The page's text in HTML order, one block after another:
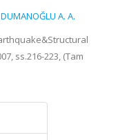
DUMANOĞLU A. A.
ss.216-223, (Tam